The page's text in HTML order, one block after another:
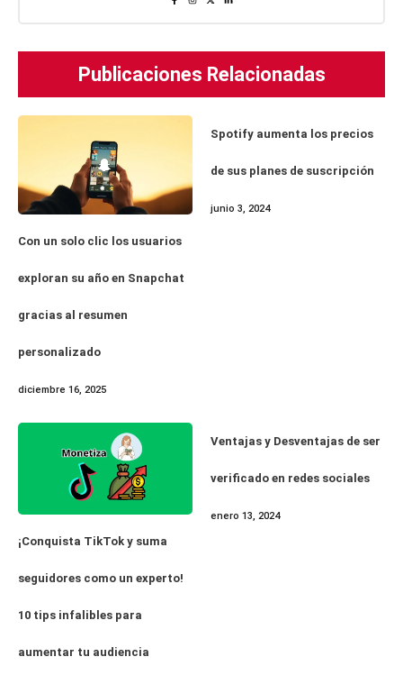
Publicaciones Relacionadas
Con un solo clic los usuarios
exploran su año en Snapchat
gracias al resumen
personalizado
diciembre 16, 2025
Spotify aumenta los precios
de sus planes de suscripción
junio 3, 2024
¡Conquista TikTok y suma
seguidores como un experto!
10 tips infalibles para
aumentar tu audiencia
Ventajas y Desventajas de ser
verificado en redes sociales
enero 13, 2024